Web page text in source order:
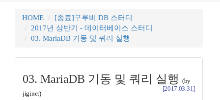
HOME
[종료]구루비 DB 스터디
2017년 상반기 - 데이터베이스 스터디
03. MariaDB 기동 및 쿼리 실행
03. MariaDB 기동 및 쿼리 실행 (by
jiginet)
[2017.03.31]